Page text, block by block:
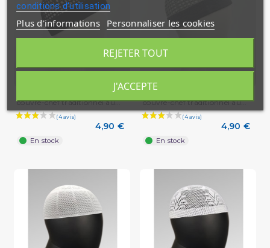
couvre-chef traditionnel au...
4,90 €
En stock
couvre-chef traditionnel au...
4,90 €
En stock
conditions d'utilisation
Plus d'informations Personnaliser les cookies
REJETER TOUT
J'ACCEPTE